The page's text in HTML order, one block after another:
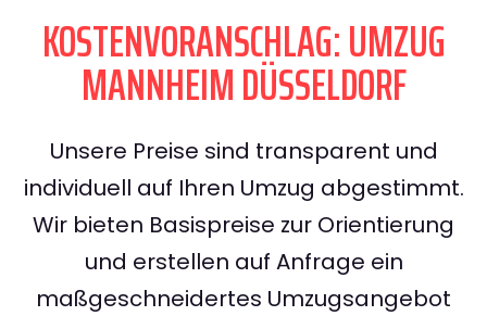
KOSTENVORANSCHLAG: UMZUG
MANNHEIM DÜSSELDORF
Unsere Preise sind transparent und
individuell auf Ihren Umzug abgestimmt.
Wir bieten Basispreise zur Orientierung
und erstellen auf Anfrage ein
maßgeschneidertes Umzugsangebot